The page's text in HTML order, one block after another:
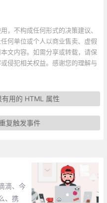
，不构成任何形式的决策建议、
何单位或个人以商业售卖、虚假
文内容。如需分享或转载，请保
侵犯相关权益。感谢您的理解与
用的 HTML 属性
复触发事件
滴、今
、携